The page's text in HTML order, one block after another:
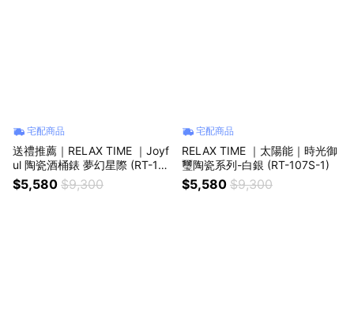
宅配商品
送禮推薦｜RELAX TIME ｜Joyf
ul 陶瓷酒桶錶 夢幻星際 (RT-119
-3)
$5,580 $9,300
宅配商品
RELAX TIME ｜太陽能｜時光御
璽陶瓷系列-白銀 (RT-107S-1)
$5,580 $9,300